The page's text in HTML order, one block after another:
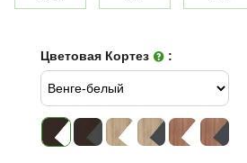
Цветовая Кортез :